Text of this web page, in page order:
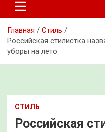
Главная
Стиль
Российская стилистка
уборы на лето
СТИЛЬ
Российская